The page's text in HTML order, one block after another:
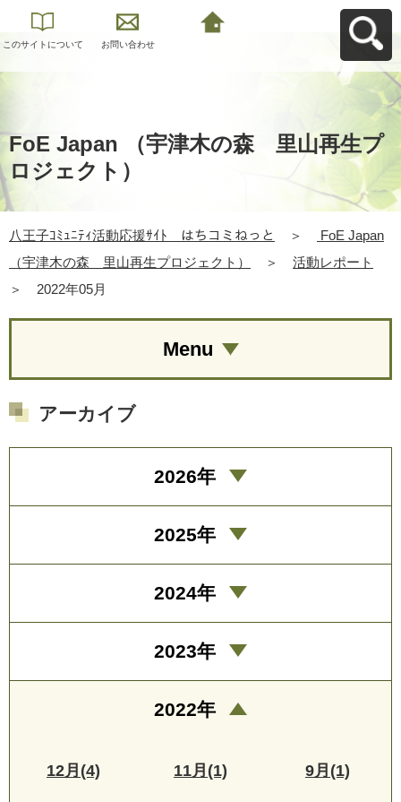
このサイトについて お問い合わせ
FoE Japan （宇津木の森 里山再生プ
ロジェクト）
八王子ｺﾐｭﾆﾃｨ活動応援ｻｲﾄ はちコミねっと ＞
FoE Japan
（宇津木の森 里山再生プロジェクト）
＞
活動レポート
＞
2022年05月
Menu
アーカイブ
2026年
2025年
2024年
2023年
2022年
12月(4) 11月(1) 9月(1)